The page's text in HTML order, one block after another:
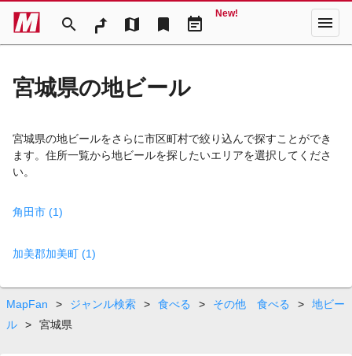
search map bookmark event_note
New! menu
宮城県の地ビール
宮城県の地ビールをさらに市区町村で絞り込んで探すことができ
ます。住所一覧から地ビールを探したいエリアを選択してくださ
い。
角田市 (1)
加美郡加美町 (1)
MapFan > ジャンル検索 > 食べる > その他 食べる >
地ビー
ル
> 宮城県